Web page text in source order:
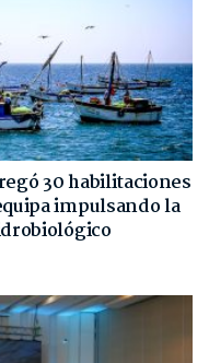
30 habilitaciones
impulsando la